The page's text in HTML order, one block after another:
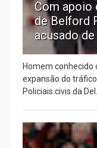
Com apoio
de Belford
acusado
Homem conhecido
expansão do
Policiais civis da